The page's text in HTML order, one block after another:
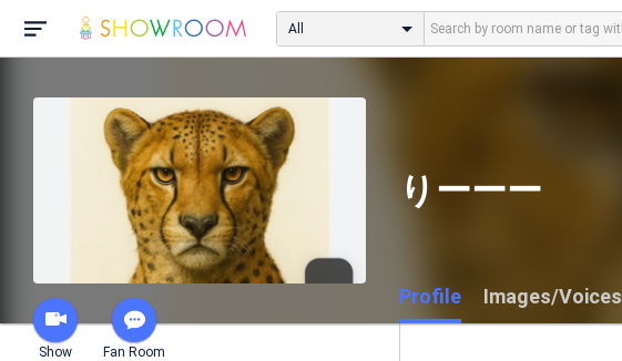
All
Show Fan Room
りーーー
Profile Images/Voices